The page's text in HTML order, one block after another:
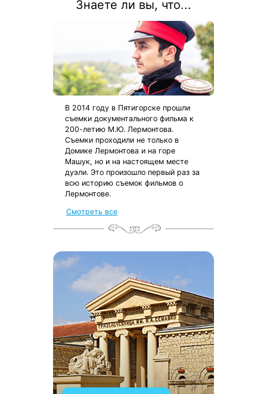
Знаете ли вы, что...
В 2014 году в Пятигорске прошли
съемки документального фильма к
200-летию М.Ю. Лермонтова.
Съемки проходили не только в
Домике Лермонтова и на горе
Машук, но и на настоящем месте
дуэли. Это произошло первый раз за
всю историю съемок фильмов о
Лермонтове.
Смотреть все